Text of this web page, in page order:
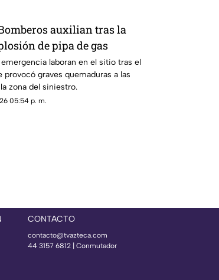
auxilian tras la
de pipa de gas
laboran en el sitio tras el
provocó graves quemaduras a las
zona del siniestro.
05:54 p. m.
CONTACTO
contacto@tvazteca.com
44 3157 6812 | Conmutador